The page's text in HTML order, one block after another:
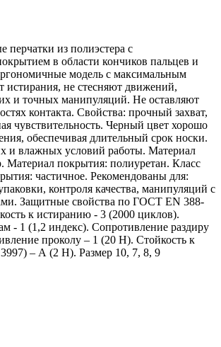
перчатки из полиэстера с
в области кончиков пальцев и
модель с максимальным
истирания, не стесняют движений,
и точных манипуляций. Не оставляют
контакта. Свойства: прочный захват,
чувствительность. Черный цвет хорошо
обеспечивая длительный срок носки.
и влажных условий работы. Материал
Материал покрытия: полиуретан. Класс
частичное. Рекомендованы для:
контроля качества, манипуляций с
Защитные свойства по ГОСТ EN 388-
к истиранию - 3 (2000 циклов).
- 1 (1,2 индекс). Сопротивление раздиру
проколу – 1 (20 Н). Стойкость к
– А (2 Н). Размер 10, 7, 8, 9